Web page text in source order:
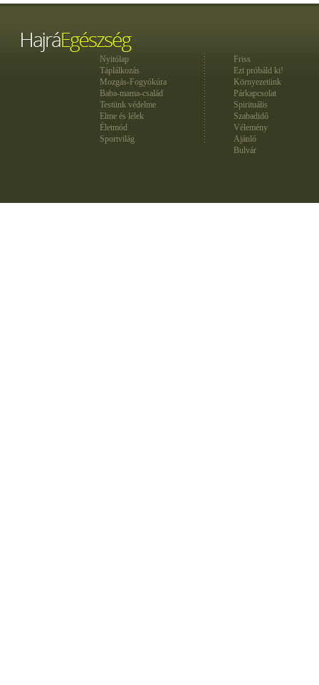
Nyitólap
Táplálkozás
Mozgás-Fogyókúra
Baba-mama-család
Testünk védelme
Elme és lélek
Életmód
Sportvilág
Friss
Ezt próbáld ki!
Környezetünk
Párkapcsolat
Spirituális
Szabadidő
Vélemény
Ajánló
Bulvár